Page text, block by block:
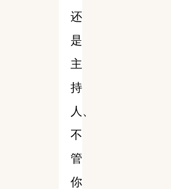
还
是
主
持
人、
不
管
你